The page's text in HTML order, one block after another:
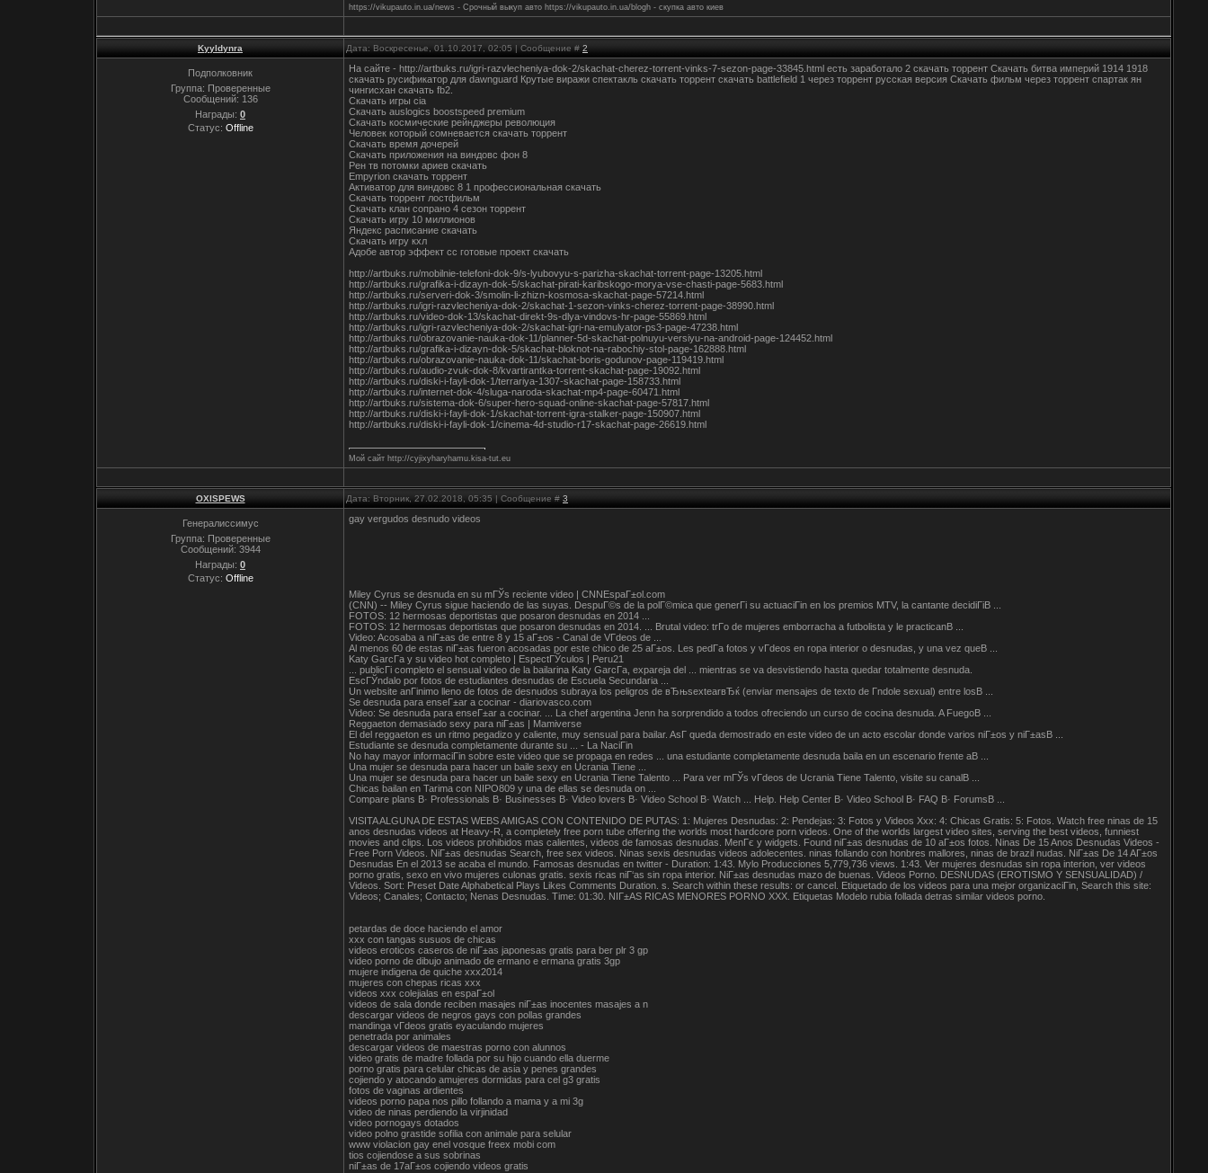
https://vikupauto.in.ua/news - Срочный выкуп авто https://vikupauto.in.ua/blogh - скупка авто киев
Kyyldynra Дата: Воскресенье, 01.10.2017, 02:05 | Сообщение # 2
Подполковник
Группа: Проверенные
Сообщений: 136
Награды: 0
Статус: Offline
На сайте - http://artbuks.ru/igri-razvlecheniya-dok-2/skachat-cherez-torrent-vinks-7-sezon-page-33845.html есть заработало 2 скачать торрент Скачать битва империй 1914 1918
скачать русификатор для dawnguard Крутые виражи спектакль скачать торрент скачать battlefield 1 через торрент русская версия Скачать фильм через торрент спартак ян
чингисхан скачать fb2.
Скачать игры cia
Скачать auslogics boostspeed premium
Скачать космические рейнджеры революция
Человек который сомневается скачать торрент
Скачать время дочерей
Скачать приложения на виндовс фон 8
Рен тв потомки ариев скачать
Empyrion скачать торрент
Активатор для виндовс 8 1 профессиональная скачать
Скачать торрент лостфильм
Скачать клан сопрано 4 сезон торрент
Скачать игру 10 миллионов
Яндекс расписание скачать
Скачать игру кхл
Адобе автор эффект сс готовые проект скачать
http://artbuks.ru/mobilnie-telefoni-dok-9/s-lyubovyu-s-parizha-skachat-torrent-page-13205.html
http://artbuks.ru/grafika-i-dizayn-dok-5/skachat-pirati-karibskogo-morya-vse-chasti-page-5683.html
http://artbuks.ru/serveri-dok-3/smolin-li-zhizn-kosmosa-skachat-page-57214.html
http://artbuks.ru/igri-razvlecheniya-dok-2/skachat-1-sezon-vinks-cherez-torrent-page-38990.html
http://artbuks.ru/video-dok-13/skachat-direkt-9s-dlya-vindovs-hr-page-55869.html
http://artbuks.ru/igri-razvlecheniya-dok-2/skachat-igri-na-emulyator-ps3-page-47238.html
http://artbuks.ru/obrazovanie-nauka-dok-11/planner-5d-skachat-polnuyu-versiyu-na-android-page-124452.html
http://artbuks.ru/grafika-i-dizayn-dok-5/skachat-bloknot-na-rabochiy-stol-page-162888.html
http://artbuks.ru/obrazovanie-nauka-dok-11/skachat-boris-godunov-page-119419.html
http://artbuks.ru/audio-zvuk-dok-8/kvartirantka-torrent-skachat-page-19092.html
http://artbuks.ru/diski-i-fayli-dok-1/terrariya-1307-skachat-page-158733.html
http://artbuks.ru/internet-dok-4/sluga-naroda-skachat-mp4-page-60471.html
http://artbuks.ru/sistema-dok-6/super-hero-squad-online-skachat-page-57817.html
http://artbuks.ru/diski-i-fayli-dok-1/skachat-torrent-igra-stalker-page-150907.html
http://artbuks.ru/diski-i-fayli-dok-1/cinema-4d-studio-r17-skachat-page-26619.html
Мой сайт http://cyjixyharyhamu.kisa-tut.eu
OXISPEWS Дата: Вторник, 27.02.2018, 05:35 | Сообщение # 3
Генералиссимус
Группа: Проверенные
Сообщений: 3944
Награды: 0
Статус: Offline
gay vergudos desnudo videos
Miley Cyrus se desnuda en su mГЎs reciente video | CNNEspaГ±ol.com
(CNN) -- Miley Cyrus sigue haciendo de las suyas. DespuГ©s de la polГ©mica que generГі su actuaciГіn en los premios MTV, la cantante decidiГіВ ...
FOTOS: 12 hermosas deportistas que posaron desnudas en 2014 ...
FOTOS: 12 hermosas deportistas que posaron desnudas en 2014. ... Brutal video: trГ­o de mujeres emborracha a futbolista y le practicanВ ...
Video: Acosaba a niГ±as de entre 8 y 15 aГ±os - Canal de VГ­deos de ...
Al menos 60 de estas niГ±as fueron acosadas por este chico de 25 aГ±os. Les pedГ­a fotos y vГ­deos en ropa interior o desnudas, y una vez queВ ...
Katy GarcГ­a y su video hot completo | EspectГЎculos | Peru21
... publicГі completo el sensual video de la bailarina Katy GarcГ­a, expareja del ... mientras se va desvistiendo hasta quedar totalmente desnuda.
EscГЎndalo por fotos de estudiantes desnudas de Escuela Secundaria ...
Un website anГіnimo lleno de fotos de desnudos subraya los peligros de вЂњsextearвЂќ (enviar mensajes de texto de Г­ndole sexual) entre losВ ...
Se desnuda para enseГ±ar a cocinar - diariovasco.com
Video: Se desnuda para enseГ±ar a cocinar. ... La chef argentina Jenn ha sorprendido a todos ofreciendo un curso de cocina desnuda. A FuegoВ ...
Reggaeton demasiado sexy para niГ±as | Mamiverse
El del reggaeton es un ritmo pegadizo y caliente, muy sensual para bailar. AsГ­ queda demostrado en este video de un acto escolar donde varios niГ±os y niГ±asВ ...
Estudiante se desnuda completamente durante su ... - La NaciГіn
No hay mayor informaciГіn sobre este video que se propaga en redes ... una estudiante completamente desnuda baila en un escenario frente aВ ...
Una mujer se desnuda para hacer un baile sexy en Ucrania Tiene ...
Una mujer se desnuda para hacer un baile sexy en Ucrania Tiene Talento ... Para ver mГЎs vГ­deos de Ucrania Tiene Talento, visite su canalВ ...
Chicas bailan en Tarima con NIPO809 y una de ellas se desnuda on ...
Compare plans В· Professionals В· Businesses В· Video lovers В· Video School В· Watch ... Help. Help Center В· Video School В· FAQ В· ForumsВ ...
VISITA ALGUNA DE ESTAS WEBS AMIGAS CON CONTENIDO DE PUTAS: 1: Mujeres Desnudas: 2: Pendejas: 3: Fotos y Videos Xxx: 4: Chicas Gratis: 5: Fotos. Watch free ninas de 15
anos desnudas videos at Heavy-R, a completely free porn tube offering the worlds most hardcore porn videos. One of the worlds largest video sites, serving the best videos, funniest
movies and clips. Los videos prohibidos mas calientes, videos de famosas desnudas. MenГє y widgets. Found niГ±as desnudas de 10 aГ±os fotos. Ninas De 15 Anos Desnudas Videos -
Free Porn Videos. NiГ±as desnudas Search, free sex videos. Ninas sexis desnudas videos adolecentes. ninas follando con honbres mallores, ninas de brazil nudas. NiГ±as De 14 AГ±os
Desnudas En el 2013 se acaba el mundo. Famosas desnudas en twitter - Duration: 1:43. Mylo Producciones 5,779,736 views. 1:43. Ver mujeres desnudas sin ropa interion, ver videos
porno gratis, sexo en vivo mujeres culonas gratis. sexis ricas niГ‘as sin ropa interior. NiГ±as desnudas mazo de buenas. Videos Porno. DESNUDAS (EROTISMO Y SENSUALIDAD) /
Videos. Sort: Preset Date Alphabetical Plays Likes Comments Duration. s. Search within these results: or cancel. Etiquetado de los videos para una mejor organizaciГіn, Search this site:
Videos; Canales; Contacto; Nenas Desnudas. Time: 01:30. NIГ±AS RICAS MENORES PORNO XXX. Etiquetas Modelo rubia follada detras similar videos porno.
petardas de doce haciendo el amor
xxx con tangas susuos de chicas
videos eroticos caseros de niГ±as japonesas gratis para ber plr 3 gp
video porno de dibujo animado de ermano e ermana gratis 3gp
mujere indigena de quiche xxx2014
mujeres con chepas ricas xxx
videos xxx colejialas en espaГ±ol
videos de sala donde reciben masajes niГ±as inocentes masajes a n
descargar videos de negros gays con pollas grandes
mandinga vГ­deos gratis eyaculando mujeres
penetrada por animales
descargar videos de maestras porno con alunnos
video gratis de madre follada por su hijo cuando ella duerme
porno gratis para celular chicas de asia y penes grandes
cojiendo y atocando amujeres dormidas para cel g3 gratis
fotos de vaginas ardientes
videos porno papa nos pillo follando a mama y a mi 3g
video de ninas perdiendo la virjinidad
video pornogays dotados
video polno grastide sofilia con animale para selular
www violacion gay enel vosque freex mobi com
tios cojiendose a sus sobrinas
niГ±as de 17aГ±os cojiendo videos gratis